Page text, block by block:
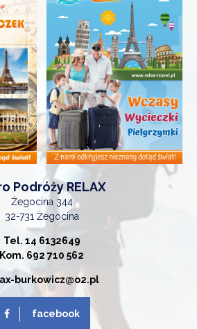
Podróży RELAX
Żegocina 344
32-731 Żegocina
Tel. 14 6132649
Kom. 692 710 562
burkowicz@o2.pl
facebook